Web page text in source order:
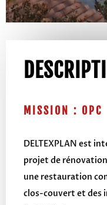
MISSION : OPC
DELTEXPLAN est
projet de
une restauration
clos-couvert et des